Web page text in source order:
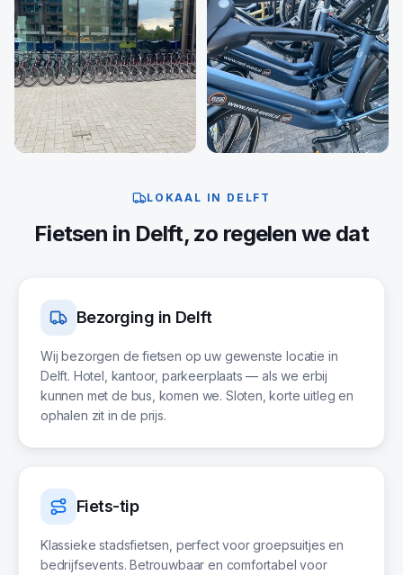
LOKAAL IN DELFT
Fietsen in Delft, zo regelen we dat
Bezorging in Delft
Wij bezorgen de fietsen op uw gewenste locatie in
Delft. Hotel, kantoor, parkeerplaats — als we erbij
kunnen met de bus, komen we. Sloten, korte uitleg en
ophalen zit in de prijs.
Fiets-tip
Klassieke stadsfietsen, perfect voor groepsuitjes en
bedrijfsevents. Betrouwbaar en comfortabel voor